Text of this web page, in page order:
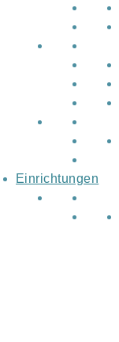
Einrichtungen